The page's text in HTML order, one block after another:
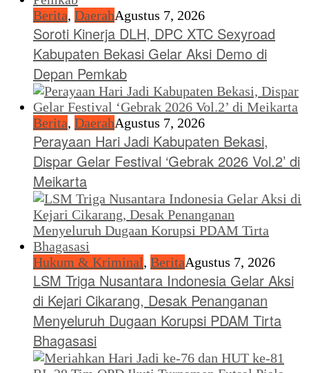
Berita, DaerahAgustus 7, 2026
Soroti Kinerja DLH, DPC XTC Sexyroad
Kabupaten Bekasi Gelar Aksi Demo di
Depan Pemkab
Berita, DaerahAgustus 7, 2026
Perayaan Hari Jadi Kabupaten Bekasi,
Dispar Gelar Festival ‘Gebrak 2026 Vol.2’ di
Meikarta
Hukum & Kriminal, BeritaAgustus 7, 2026
LSM Triga Nusantara Indonesia Gelar Aksi
di Kejari Cikarang, Desak Penanganan
Menyeluruh Dugaan Korupsi PDAM Tirta
Bhagasasi